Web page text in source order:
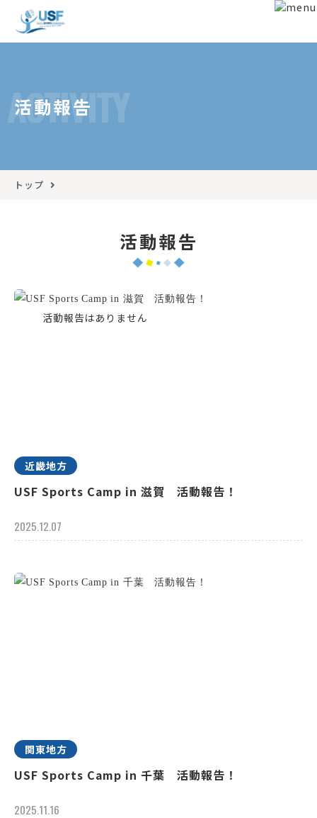
ACTIVITY
活動報告
トップ
活動報告
近畿地方
USF Sports Camp in 滋賀 活動報告！
2025.12.07
関東地方
USF Sports Camp in 千葉 活動報告！
2025.11.16